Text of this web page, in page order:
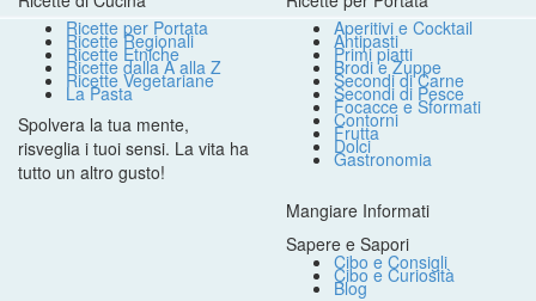
Ricette per Portata
Ricette Regionali
Ricette Etniche
Ricette dalla A alla Z
Ricette Vegetariane
La Pasta
Spolvera la tua mente,
risveglia i tuoi sensi. La vita ha
tutto un altro gusto!
Aperitivi e Cocktail
Antipasti
Primi piatti
Brodi e Zuppe
Secondi di Carne
Secondi di Pesce
Focacce e Sformati
Contorni
Frutta
Dolci
Gastronomia
Mangiare Informati
Sapere e Sapori
Cibo e Consigli
Cibo e Curiosità
Blog